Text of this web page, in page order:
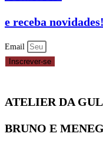
e receba novidades!
Email
Inscrever-se
ATELIER DA
BRUNO E